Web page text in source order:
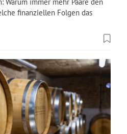
finanziellen Folgen das